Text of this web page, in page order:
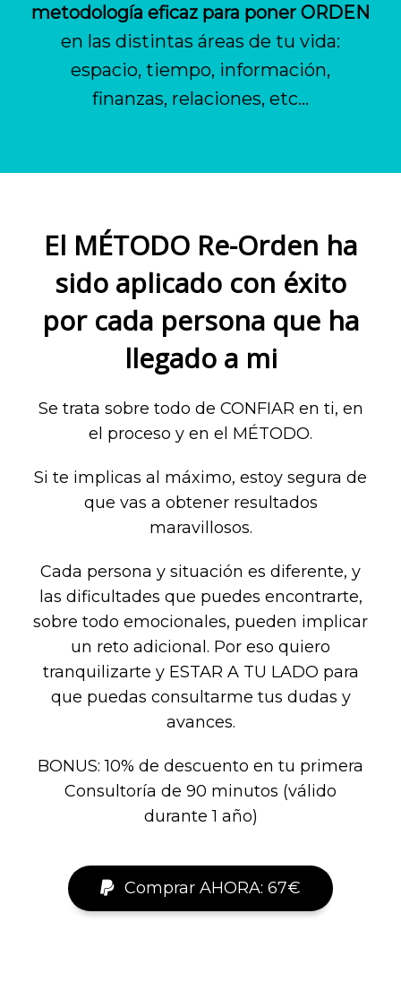
metodología eficaz para poner ORDEN
en las distintas áreas de tu vida:
espacio, tiempo, información,
finanzas, relaciones, etc...
El MÉTODO Re-Orden ha
sido aplicado con éxito
por cada persona que ha
llegado a mi
Se trata sobre todo de CONFIAR en ti, en
el proceso y en el MÉTODO.
Si te implicas al máximo, estoy segura de
que vas a obtener resultados
maravillosos.
Cada persona y situación es diferente, y
las dificultades que puedes encontrarte,
sobre todo emocionales, pueden implicar
un reto adicional. Por eso quiero
tranquilizarte y ESTAR A TU LADO para
que puedas consultarme tus dudas y
avances.
BONUS: 10% de descuento en tu primera
Consultoría de 90 minutos (válido
durante 1 año)
Comprar AHORA: 67€